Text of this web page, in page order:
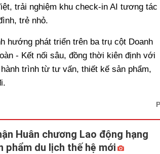
trải nghiệm khu check-in AI tương tác
trẻ nhỏ.
hướng phát triển trên ba trụ cột Doanh
- Kết nối sâu, đồng thời kiên định với
trình từ tư vấn, thiết kế sản phẩm,
Huân chương Lao động hạng
phẩm du lịch thế hệ mới